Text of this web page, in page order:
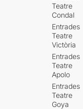
Teatre
Condal
Entrades
Teatre
Victòria
Entrades
Teatre
Apolo
Entrades
Teatre
Goya